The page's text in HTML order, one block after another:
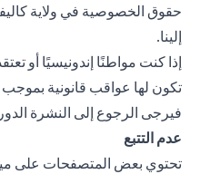
حقوق الخصوصية في ولاية
إلينا.
تكون لها عواقب قانونية بموجب
فيرجى الرجوع إلى النشرة
عدم التتبع
تحتوي بعض المتصفحات على